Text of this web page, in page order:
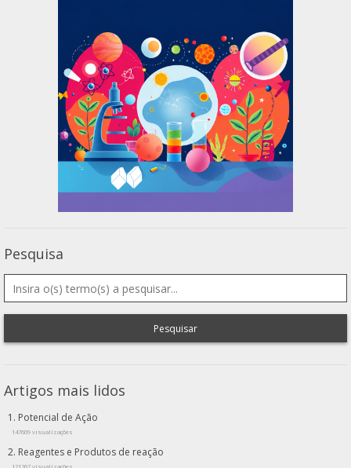
Pesquisa
Pesquisar
Artigos mais lidos
Potencial de Ação
147609 visualizações
Reagentes e Produtos de reação